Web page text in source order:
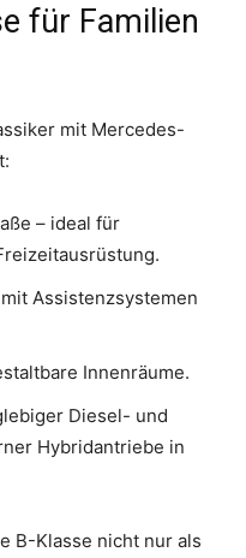
für Familien
mit Mercedes-
– ideal für
mit Assistenzsystemen
Innenräume.
Diesel- und
Hybridantriebe in
B-Klasse nicht nur als